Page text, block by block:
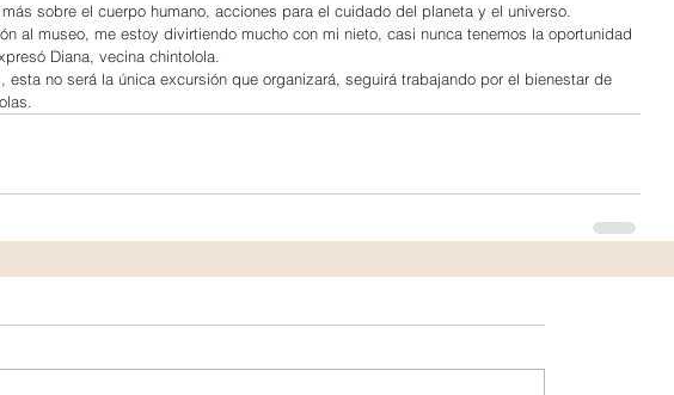
sobre el cuerpo humano, acciones para el cuidado del planeta y el universo.
al museo, me estoy divirtiendo mucho con mi nieto, casi nunca tenemos la oportunidad
Diana, vecina chintolola.
esta no será la única excursión que organizará, seguirá trabajando por el bienestar de